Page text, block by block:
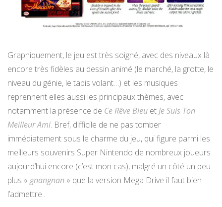
Graphiquement, le jeu est très soigné, avec des niveaux là
encore très fidèles au dessin animé (le marché, la grotte, le
niveau du génie, le tapis volant…) et les musiques
reprennent elles aussi les principaux thèmes, avec
notamment la présence de Ce Rêve Bleu et Je Suis Ton
Meilleur Ami. Bref, difficile de ne pas tomber
immédiatement sous le charme du jeu, qui figure parmi les
meilleurs souvenirs Super Nintendo de nombreux joueurs
aujourd’hui encore (c’est mon cas), malgré un côté un peu
plus « gnangnan » que la version Mega Drive il faut bien
l’admettre..